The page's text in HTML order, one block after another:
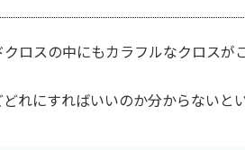
ロスの中にもカラフルなクロス
れにすればいいのか分からないと